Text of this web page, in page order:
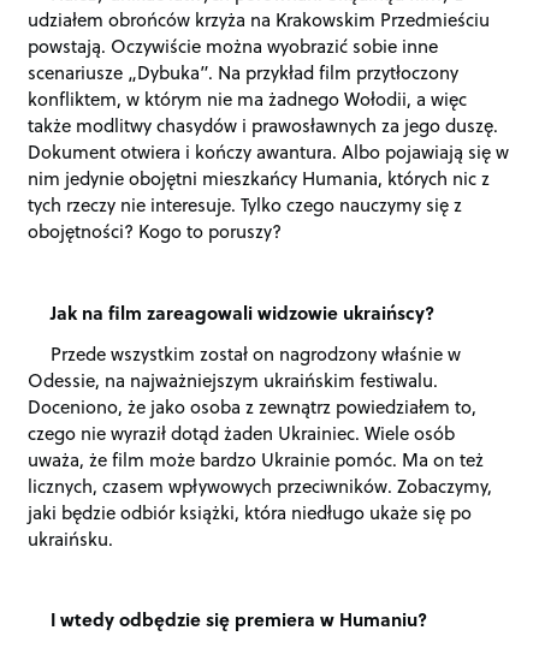
udziałem obrońców krzyża na Krakowskim Przedmieściu
powstają. Oczywiście można wyobrazić sobie inne
scenariusze „Dybuka”. Na przykład film przytłoczony
konfliktem, w którym nie ma żadnego Wołodii, a więc
także modlitwy chasydów i prawosławnych za jego duszę.
Dokument otwiera i kończy awantura. Albo pojawiają się w
nim jedynie obojętni mieszkańcy Humania, których nic z
tych rzeczy nie interesuje. Tylko czego nauczymy się z
obojętności? Kogo to poruszy?
Jak na film zareagowali widzowie ukraińscy?
Przede wszystkim został on nagrodzony właśnie w
Odessie, na najważniejszym ukraińskim festiwalu.
Doceniono, że jako osoba z zewnątrz powiedziałem to,
czego nie wyraził dotąd żaden Ukrainiec. Wiele osób
uważa, że film może bardzo Ukrainie pomóc. Ma on też
licznych, czasem wpływowych przeciwników. Zobaczymy,
jaki będzie odbiór książki, która niedługo ukaże się po
ukraińsku.
I wtedy odbędzie się premiera w Humaniu?